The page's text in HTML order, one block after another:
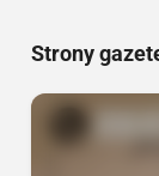
Strony